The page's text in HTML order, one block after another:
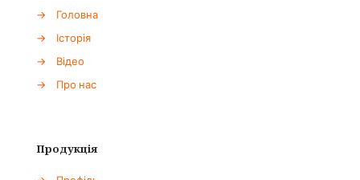
→
Головна
→
Історія
→
Відео
→
Про нас
Продукція